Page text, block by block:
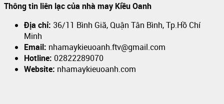
Thông tin liên lạc của nhà may Kiều Oanh
Địa chỉ: 36/11 Bình Giã, Quận Tân Bình, Tp.Hồ Chí
Minh
Email: nhamaykieuoanh.ftv@gmail.com
Hotline: 02822289070
Website: nhamaykieuoanh.com